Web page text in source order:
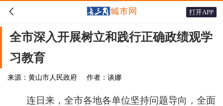
 打开APP
全市深入开展树立和践行正确政绩观学
习教育
来源：黄山市人民政府 作者：谈娜
连日来，全市各地各单位坚持问题导向，全面